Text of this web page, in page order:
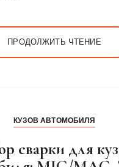
ПРОДОЛЖИТЬ ЧТЕНИЕ
КУЗОВ АВТОМОБИЛЯ
сварки для